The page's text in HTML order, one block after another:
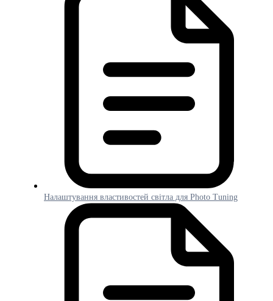
Налаштування властивостей світла для Photo Tuning